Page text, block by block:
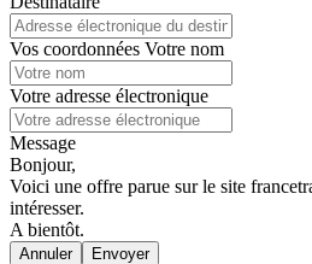
Vos coordonnées Votre nom
Votre adresse électronique
Message
Bonjour,
Voici une offre parue sur le site
intéresser.
A bientôt.
Annuler